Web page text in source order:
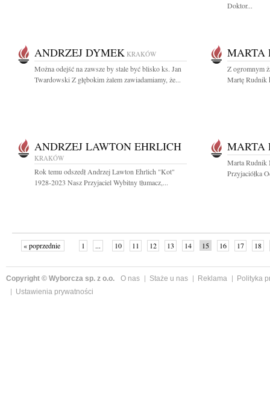
Doktor...
ANDRZEJ DYMEK KRAKÓW
Można odejść na zawsze by stale być blisko ks. Jan
Twardowski Z głębokim żalem zawiadamiamy, że...
MARTA
Z ogromnym
Martę Rudnik
ANDRZEJ LAWTON EHRLICH
KRAKÓW
Rok temu odszedł Andrzej Lawton Ehrlich "Kot"
1928-2023 Nasz Przyjaciel Wybitny tłumacz,...
MARTA
Marta Rudnik
Przyjaciółka
« poprzednie 1 ... 10 11 12 13 14 15 16 17
18
Copyright © Wyborcza sp. z o.o. O nas Staże u nas Reklama
Polityka
Ustawienia prywatności